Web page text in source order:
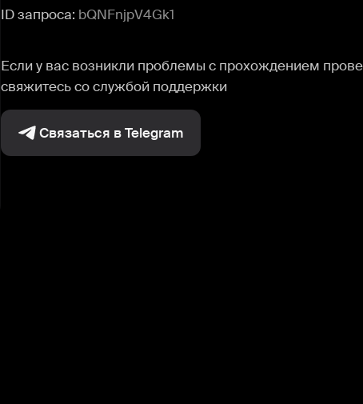
ID запроса: bQNFnjpV4Gk1
Если у вас возникли проблемы с прохождением
свяжитесь со службой поддержки
Связаться в Telegram